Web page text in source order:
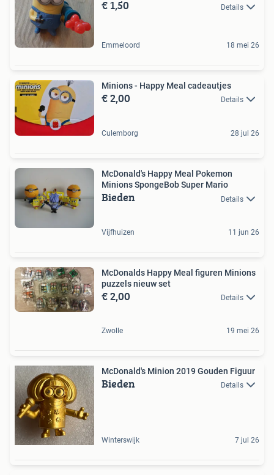
€ 1,50 Details
Emmeloord 18 mei 26
Minions - Happy Meal cadeautjes
€ 2,00 Details
Culemborg 28 jul 26
McDonald's Happy Meal Pokemon
Minions SpongeBob Super Mario
Bieden Details
Vijfhuizen 11 jun 26
McDonalds Happy Meal figuren Minions
puzzels nieuw set
€ 2,00 Details
Zwolle 19 mei 26
McDonald's Minion 2019 Gouden Figuur
Bieden Details
Winterswijk 7 jul 26